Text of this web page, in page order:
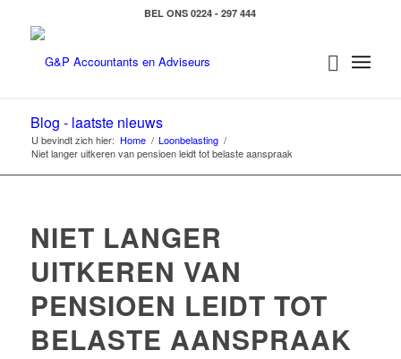
BEL ONS 0224 - 297 444
Blog - laatste nieuws
U bevindt zich hier: Home / Loonbelasting /
Niet langer uitkeren van pensioen leidt tot belaste aanspraak
NIET LANGER
UITKEREN VAN
PENSIOEN LEIDT TOT
BELASTE AANSPRAAK